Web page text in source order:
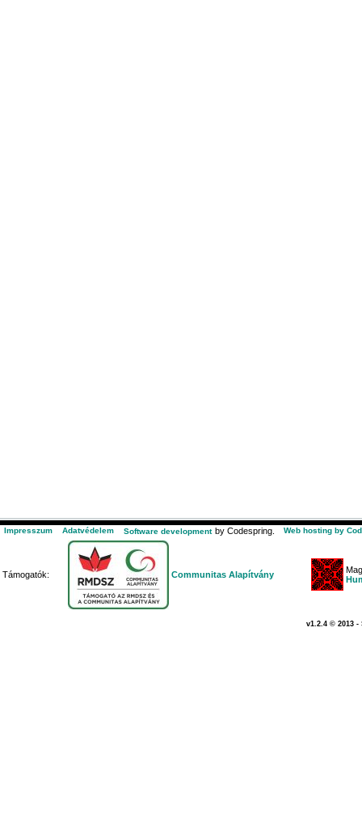
Impresszum Adatvédelem Software development by Codespring. Web hosting by
Támogatók: Communitas Alapítvány
v1.2.4 © 2013